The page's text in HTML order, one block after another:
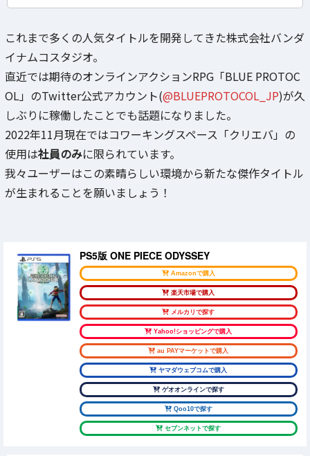
これまで多くの人気タイトルを開発してきた株式会社バンダ
イナムコスタジオ。
直近では期待のオンラインアクションRPG「BLUE PROTOC
OL」のTwitter公式アカウント(@BLUEPROTOCOL_JP)が久
しぶりに稼働したことでも話題になりました。
2022年11月現在ではコワーキングスペース「クリエバ」の
使用は社員のみに限られています。
我々ユーザーはこの素晴らしい環境から新たな傑作タイトル
が生まれることを願いましょう！
PS5版 ONE PIECE ODYSSEY
Amazonで購入
楽天市場で購入
メルカリで探す
Yahoo!ショッピングで購入
au PAYマーケットで購入
ヤマダウェブコムで購入
ゲオオンラインで探す
Qoo10で探す
セブンネットで探す